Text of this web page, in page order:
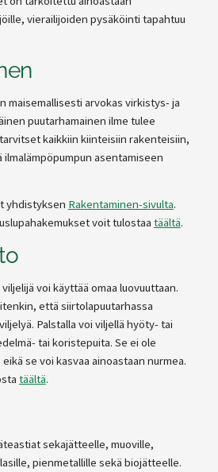
vierailijoiden pysäköinti tapahtuu
maisemallisesti arvokas virkistys- ja
puutarhamainen ilme tulee
kaikkiin kiinteisiin rakenteisiin,
asentamiseen
yhdistyksen Rakentaminen-sivulta.
voit tulostaa täältä.
voi käyttää omaa luovuuttaan.
että siirtolapuutarhassa
Palstalla voi viljellä hyöty- tai
tai koristepuita. Se ei ole
se voi kasvaa ainoastaan nurmea.
täältä.
sekajätteelle, muoville,
pienmetallille sekä biojätteelle.